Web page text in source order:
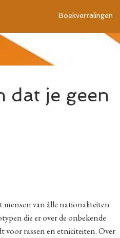
Boekvertalingen
dat je geen
van álle nationaliteiten
die er over de onbekende
rassen en etniciteiten. Over